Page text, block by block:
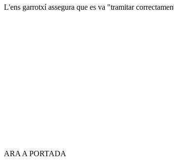
L'ens garrotxí assegura que es va "tramitar
ARA A PORTADA